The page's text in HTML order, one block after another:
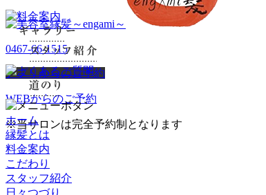
0467-66-1515
アプリからのご予約
WEBからのご予約
※当サロンは完全予約制となります
ホーム
縁髪とは
料金案内
こだわり
スタッフ紹介
日々つづり